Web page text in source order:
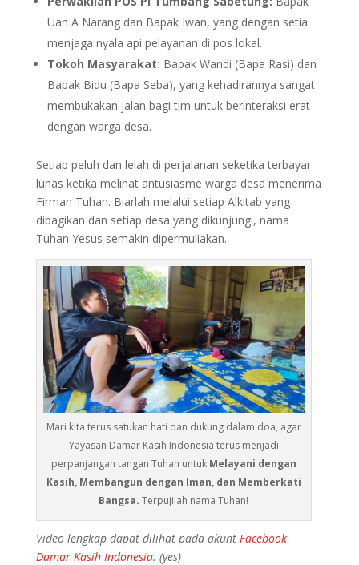
Uan A Narang dan Bapak Iwan, yang dengan setia
menjaga nyala api pelayanan di pos lokal.
Tokoh Masyarakat: Bapak Wandi (Bapa Rasi) dan
Bapak Bidu (Bapa Seba), yang kehadirannya sangat
membukakan jalan bagi tim untuk berinteraksi erat
dengan warga desa.
Setiap peluh dan lelah di perjalanan seketika terbayar
lunas ketika melihat antusiasme warga desa menerima
Firman Tuhan. Biarlah melalui setiap Alkitab yang
dibagikan dan setiap desa yang dikunjungi, nama
Tuhan Yesus semakin dipermuliakan.
Mari kita terus satukan hati dan dukung dalam doa, agar
Yayasan Damar Kasih Indonesia terus menjadi
perpanjangan tangan Tuhan untuk Melayani dengan
Kasih, Membangun dengan Iman, dan Memberkati
Bangsa. Terpujilah nama Tuhan!
Video lengkap dapat dilihat pada akunt Facebook
Damar Kasih Indonesia. (yes)